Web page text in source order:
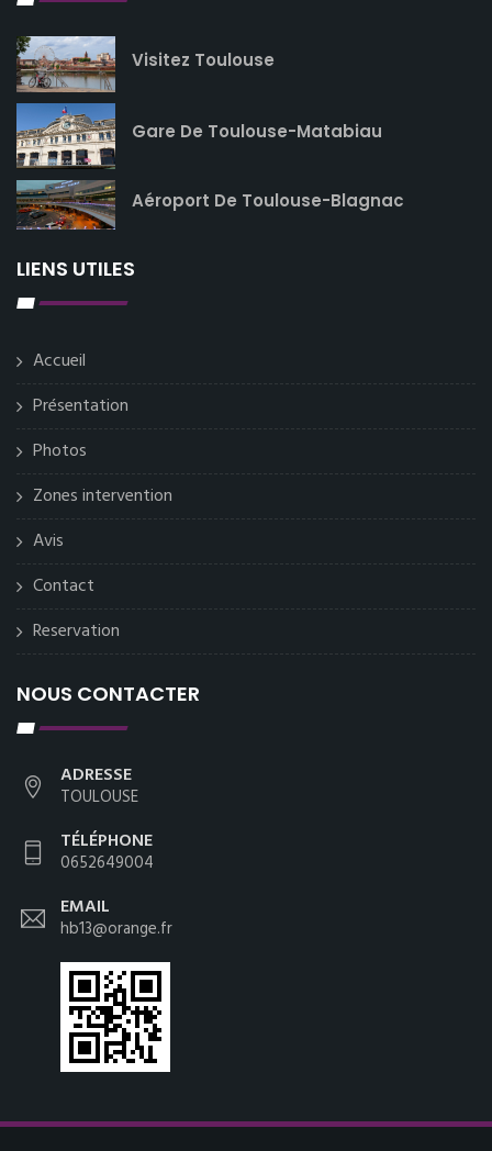
Visitez Toulouse
Gare De Toulouse-Matabiau
Aéroport De Toulouse-Blagnac
LIENS UTILES
Accueil
Présentation
Photos
Zones intervention
Avis
Contact
Reservation
NOUS CONTACTER
ADRESSE
TOULOUSE
TÉLÉPHONE
0652649004
EMAIL
hb13@orange.fr